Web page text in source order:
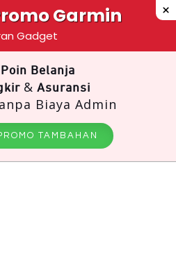
Garmin
Gadget
Belanja
& Asuransi
Biaya Admin
TAMBAHAN